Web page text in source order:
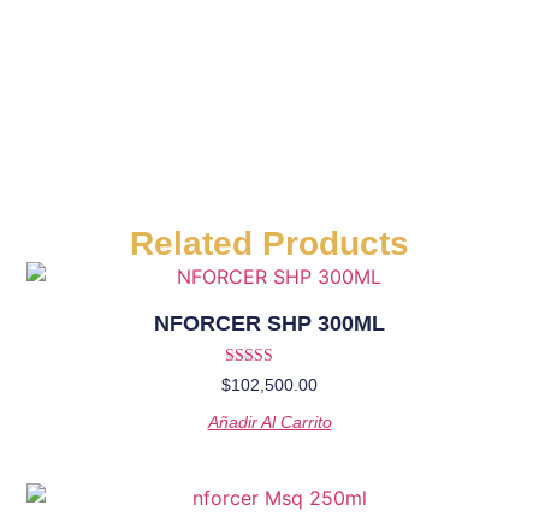
Related Products
NFORCER SHP 300ML
Valorado en
5.00
$102,500.00
Añadir Al Carrito